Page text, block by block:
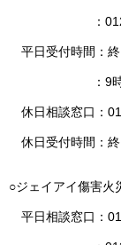
：
平日受付時間：終
：9
休日相談窓口：
休日受付時間：終
○ジェイアイ傷害火
平日相談窓口：